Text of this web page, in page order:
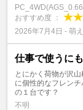
おすすめ度 ：
2026年7月4日 - 萌
仕事で使うに
とにかく荷物が沢
に個性的なフレン
の１台です？
不明